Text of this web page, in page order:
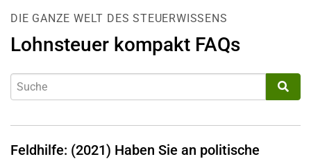
DIE GANZE WELT DES STEUERWISSENS
Lohnsteuer kompakt FAQs
Feldhilfe: (2021) Haben Sie an politische